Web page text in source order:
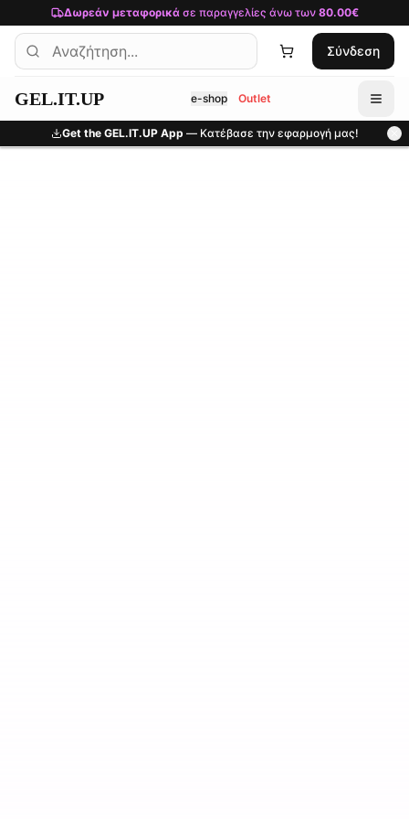
Μετάβαση στο κύριο περιεχόμενο
Δωρεάν μεταφορικάσε παραγγελίες άνω των 80.00€
Σύνδεση
GEL.IT.UP e-shop Outlet
Get the GEL.IT.UP App — Κατέβασε την εφαρμογή μας!